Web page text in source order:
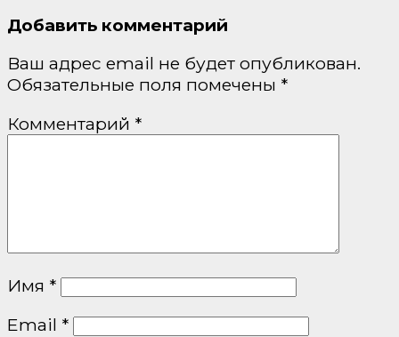
Добавить комментарий
Ваш адрес email не будет опубликован.
Обязательные поля помечены *
Комментарий *
Имя *
Email *